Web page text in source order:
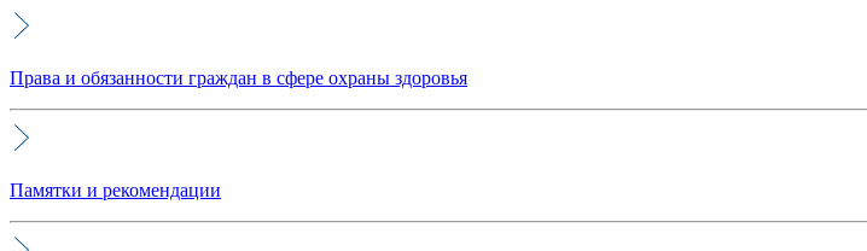
Права и обязанности граждан в сфере охраны здоровья
Памятки и рекомендации